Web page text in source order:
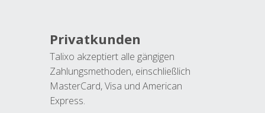
Privatkunden
Talixo akzeptiert alle gängigen
Zahlungsmethoden, einschließlich
MasterCard, Visa und American
Express.